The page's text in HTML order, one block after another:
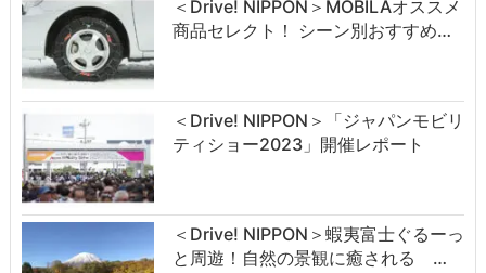
＜Drive! NIPPON＞MOBILAオススメ
商品セレクト！ シーン別おすすめ…
＜Drive! NIPPON＞「ジャパンモビリ
ティショー2023」開催レポート
＜Drive! NIPPON＞蝦夷富士ぐるーっ
と周遊！自然の景観に癒される …